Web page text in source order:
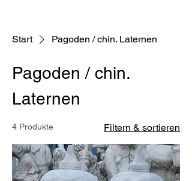
Start Pagoden / chin. Laternen
Pagoden / chin.
Laternen
4 Produkte Filtern & sortieren